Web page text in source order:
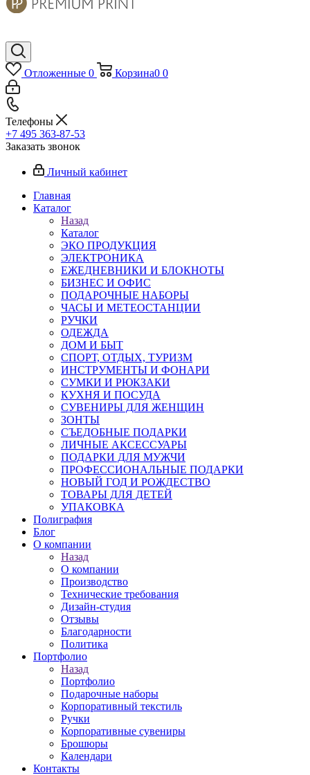
Отложенные 0 Корзина0 0
Телефоны
+7 495 363-87-53
Заказать звонок
Личный кабинет
Главная
Каталог
Назад
Каталог
ЭКО ПРОДУКЦИЯ
ЭЛЕКТРОНИКА
ЕЖЕДНЕВНИКИ И БЛОКНОТЫ
БИЗНЕС И ОФИС
ПОДАРОЧНЫЕ НАБОРЫ
ЧАСЫ И МЕТЕОСТАНЦИИ
РУЧКИ
ОДЕЖДА
ДОМ И БЫТ
СПОРТ, ОТДЫХ, ТУРИЗМ
ИНСТРУМЕНТЫ И ФОНАРИ
СУМКИ И РЮКЗАКИ
КУХНЯ И ПОСУДА
СУВЕНИРЫ ДЛЯ ЖЕНЩИН
ЗОНТЫ
СЪЕДОБНЫЕ ПОДАРКИ
ЛИЧНЫЕ АКСЕССУАРЫ
ПОДАРКИ ДЛЯ МУЖЧИ
ПРОФЕССИОНАЛЬНЫЕ ПОДАРКИ
НОВЫЙ ГОД И РОЖДЕСТВО
ТОВАРЫ ДЛЯ ДЕТЕЙ
УПАКОВКА
Полиграфия
Блог
О компании
Назад
О компании
Производство
Технические требования
Дизайн-студия
Отзывы
Благодарности
Политика
Портфолио
Назад
Портфолио
Подарочные наборы
Корпоративный текстиль
Ручки
Корпоративные сувениры
Брошюры
Календари
Контакты